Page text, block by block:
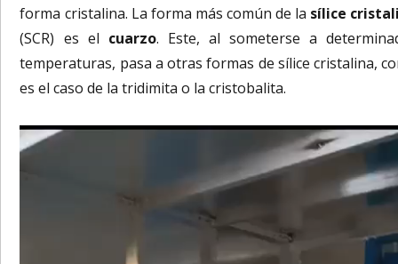
forma cristalina. La forma más común de la sílice
(SCR) es el cuarzo. Este, al someterse a
temperaturas, pasa a otras formas de sílice cristalina,
es el caso de la tridimita o la cristobalita.